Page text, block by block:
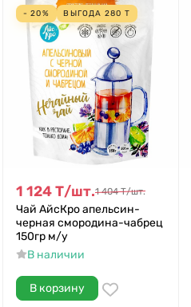
- 20% ВЫГОДА 280 Т
1 124Т/шт.1 404 Т/шт.
Чай АйсКро апельсин-
черная смородина-чабрец
150гр м/у
В наличии
В корзину